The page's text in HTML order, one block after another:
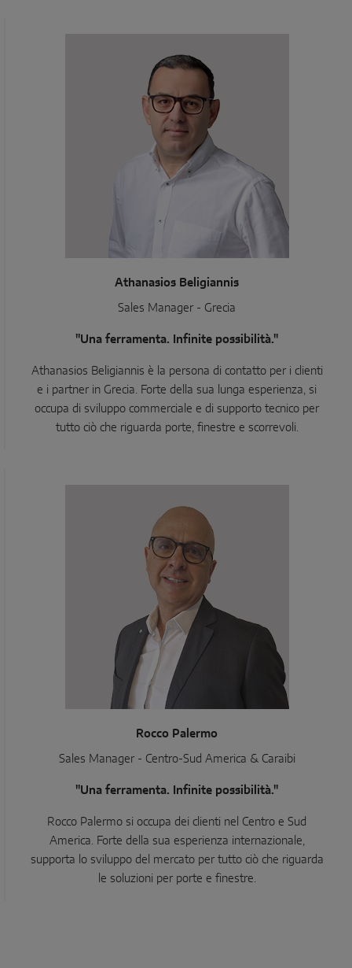
Athanasios Beligiannis
Sales Manager - Grecia
"Una ferramenta. Infinite possibilità."
Athanasios Beligiannis è la persona di contatto per i clienti
e i partner in Grecia. Forte della sua lunga esperienza, si
occupa di sviluppo commerciale e di supporto tecnico per
tutto ciò che riguarda porte, finestre e scorrevoli.
Rocco Palermo
Sales Manager - Centro-Sud America & Caraibi
"Una ferramenta. Infinite possibilità."
Rocco Palermo si occupa dei clienti nel Centro e Sud
America. Forte della sua esperienza internazionale,
supporta lo sviluppo del mercato per tutto ciò che riguarda
le soluzioni per porte e finestre.